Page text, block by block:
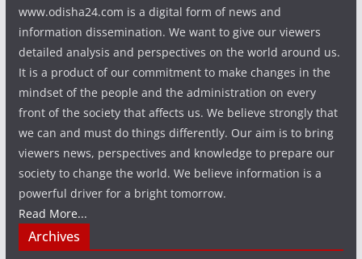
www.odisha24.com is a digital form of news and
information dissemination. We want to give our viewers
detailed analysis and perspectives on the world around us.
It is a product of our commitment to make changes in the
mindset of the people and the administration on every
front of the society that affects us. We believe strongly that
we can and must do things differently. Our aim is to bring
viewers news, perspectives and knowledge to prepare our
society to change the world. We believe information is a
powerful driver for a bright tomorrow.
Read More...
Archives